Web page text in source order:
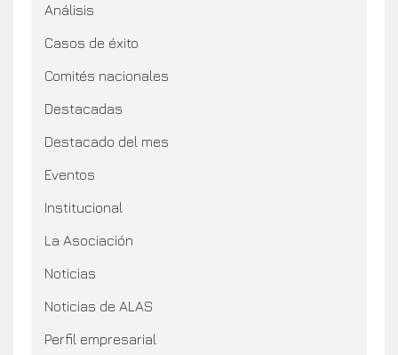
Análisis
Casos de éxito
Comités nacionales
Destacadas
Destacado del mes
Eventos
Institucional
La Asociación
Noticias
Noticias de ALAS
Perfil empresarial